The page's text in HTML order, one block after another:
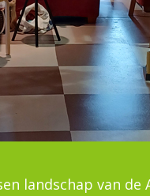
landschap van de